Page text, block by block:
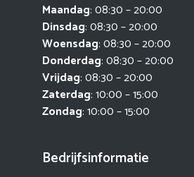
Maandag: 08:30 – 20:00
Dinsdag: 08:30 – 20:00
Woensdag: 08:30 – 20:00
Donderdag: 08:30 – 20:00
Vrijdag: 08:30 – 20:00
Zaterdag: 10:00 – 15:00
Zondag: 10:00 – 15:00
Bedrijfsinformatie